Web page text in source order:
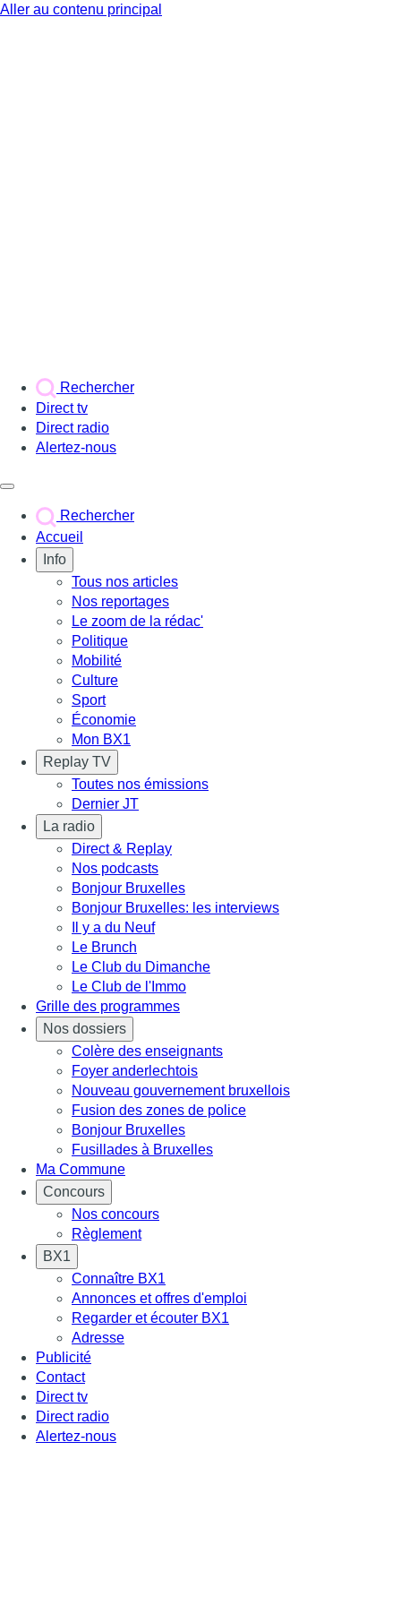
Aller au contenu principal
Rechercher
Direct tv
Direct radio
Alertez-nous
Rechercher
Accueil
Info
Tous nos articles
Nos reportages
Le zoom de la rédac'
Politique
Mobilité
Culture
Sport
Économie
Mon BX1
Replay TV
Toutes nos émissions
Dernier JT
La radio
Direct & Replay
Nos podcasts
Bonjour Bruxelles
Bonjour Bruxelles: les interviews
Il y a du Neuf
Le Brunch
Le Club du Dimanche
Le Club de l'Immo
Grille des programmes
Nos dossiers
Colère des enseignants
Foyer anderlechtois
Nouveau gouvernement bruxellois
Fusion des zones de police
Bonjour Bruxelles
Fusillades à Bruxelles
Ma Commune
Concours
Nos concours
Règlement
BX1
Connaître BX1
Annonces et offres d'emploi
Regarder et écouter BX1
Adresse
Publicité
Contact
Direct tv
Direct radio
Alertez-nous